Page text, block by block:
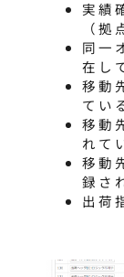
実績
（
同一
在し
移動
てい
移動
れて
移動
録さ
出荷